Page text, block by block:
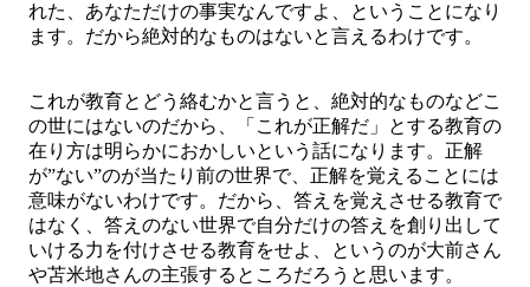
れた、あなただけの事実なんですよ、ということになり
ます。だから絶対的なものはないと言えるわけです。
これが教育とどう絡むかと言うと、絶対的なものなどこ
の世にはないのだから、「これが正解だ」とする教育の
在り方は明らかにおかしいという話になります。正解
が”ない”のが当たり前の世界で、正解を覚えることには
意味がないわけです。だから、答えを覚えさせる教育で
はなく、答えのない世界で自分だけの答えを創り出して
いける力を付けさせる教育をせよ、というのが大前さん
や苫米地さんの主張するところだろうと思います。